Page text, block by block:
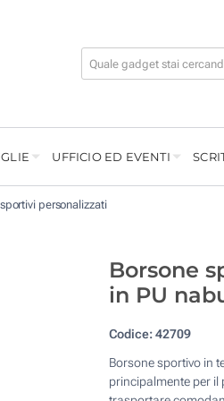
UFFICIO ED EVENTI
personalizzati
Borsone
in PU
Codice: 42709
Borsone sportivo in
principalmente per il